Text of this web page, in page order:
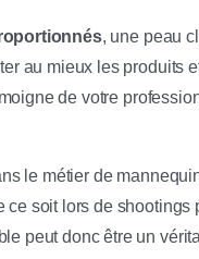
, une peau
au mieux les produits
de votre
le métier de
soit lors de shootings
peut donc être un